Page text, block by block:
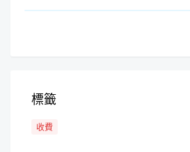
標籤
收費